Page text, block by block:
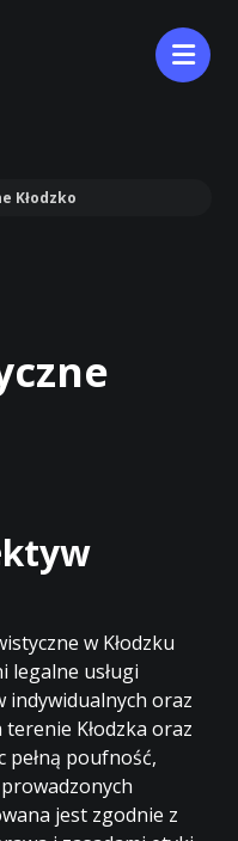
Kłodzko
w Kłodzku
legalne usługi
indywidualnych oraz
Kłodzka oraz
pełną poufność,
jest zgodnie z